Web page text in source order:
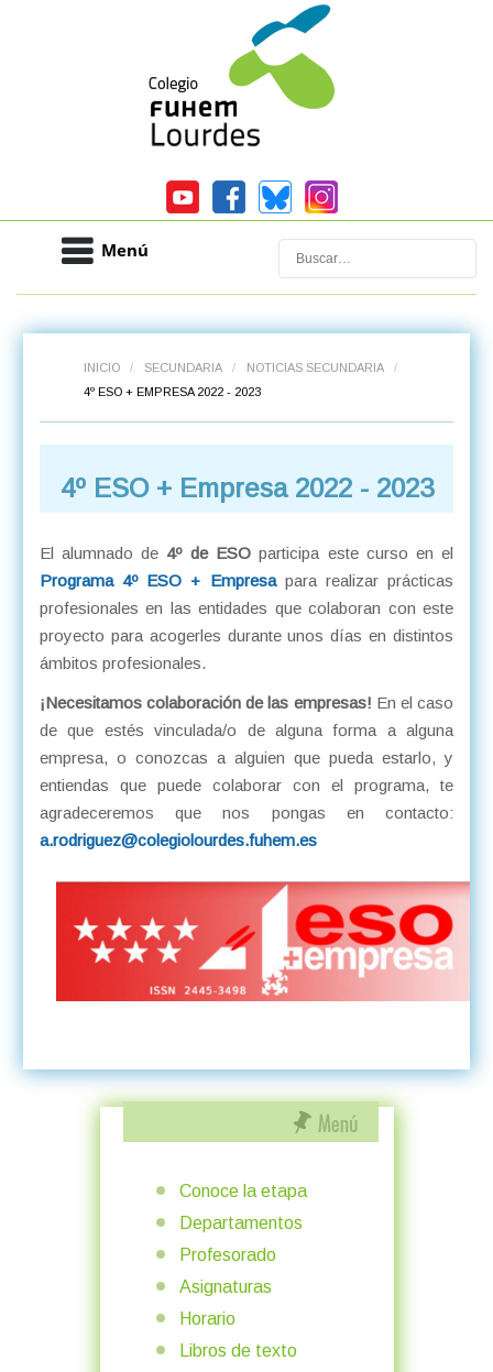
Menú Buscar
INICIO / SECUNDARIA / NOTICIAS SECUNDARIA
/
4º ESO + EMPRESA 2022 - 2023
4º ESO + Empresa 2022 - 2023
El alumnado de 4º de ESO participa este curso en el
Programa 4º ESO + Empresapara realizar prácticas
profesionales en las entidades que colaboran con este
proyecto para acogerles durante unos días en distintos
ámbitos profesionales.
¡Necesitamos colaboración de las empresas! En el caso
de que estés vinculada/o de alguna forma a alguna
empresa, o conozcas a alguien que pueda estarlo, y
entiendas que puede colaborar con el programa, te
agradeceremos que nos pongas en contacto:
a.rodriguez@colegiolourdes.fuhem.es
Conoce la etapa
Departamentos
Profesorado
Asignaturas
Horario
Libros de texto